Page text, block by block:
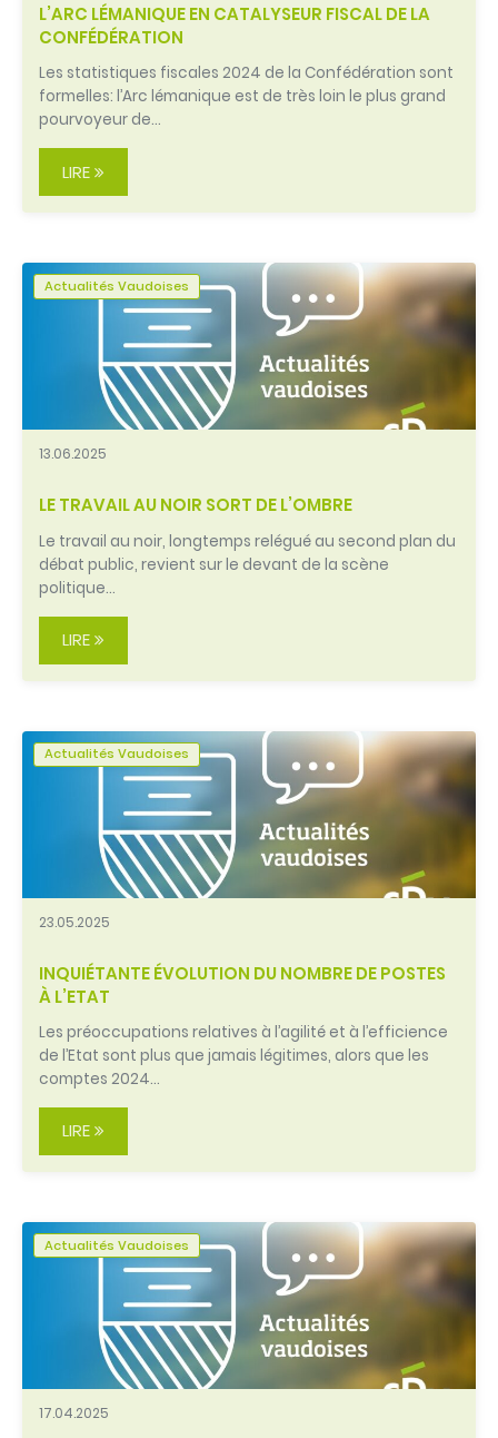
L’ARC LÉMANIQUE EN CATALYSEUR FISCAL DE LA
CONFÉDÉRATION
Les statistiques fiscales 2024 de la Confédération sont
formelles: l’Arc lémanique est de très loin le plus grand
pourvoyeur de…
LIRE
Actualités Vaudoises
13.06.2025
LE TRAVAIL AU NOIR SORT DE L’OMBRE
Le travail au noir, longtemps relégué au second plan du
débat public, revient sur le devant de la scène
politique…
LIRE
Actualités Vaudoises
23.05.2025
INQUIÉTANTE ÉVOLUTION DU NOMBRE DE POSTES
À L’ETAT
Les préoccupations relatives à l’agilité et à l’efficience
de l’Etat sont plus que jamais légitimes, alors que les
comptes 2024…
LIRE
Actualités Vaudoises
17.04.2025